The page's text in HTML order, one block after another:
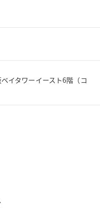
イタワーイースト6階（コ